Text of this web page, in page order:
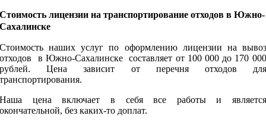
Стоимость лицензии на транспортирование отходов в Южно-
Сахалинске
Стоимость наших услуг по оформлению лицензии на вывоз
отходов в Южно-Сахалинске составляет от 100 000 до 170 000
рублей. Цена зависит от перечня отходов для
транспортирования.
Наша цена включает в себя все работы и является
окончательной, без каких-то доплат.